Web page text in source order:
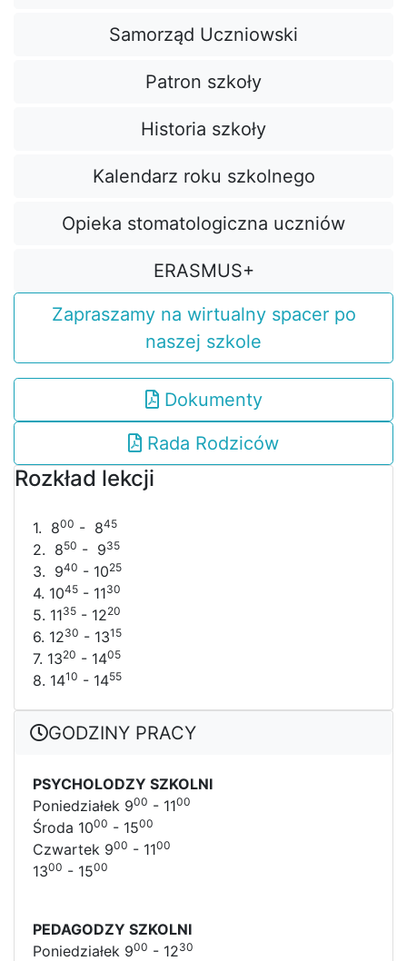
Samorząd Uczniowski
Patron szkoły
Historia szkoły
Kalendarz roku szkolnego
Opieka stomatologiczna uczniów
ERASMUS+
Zapraszamy na wirtualny spacer po
naszej szkole
Dokumenty
Rada Rodziców
Rozkład lekcji
1. 800 - 845
2. 850 - 935
3. 940 - 1025
4. 1045 - 1130
5. 1135 - 1220
6. 1230 - 1315
7. 1320 - 1405
8. 1410 - 1455
GODZINY PRACY
PSYCHOLODZY SZKOLNI
Poniedziałek 900 - 1100
Środa 1000 - 1500
Czwartek 900 - 1100
1300 - 1500
PEDAGODZY SZKOLNI
Poniedziałek 900 - 1230